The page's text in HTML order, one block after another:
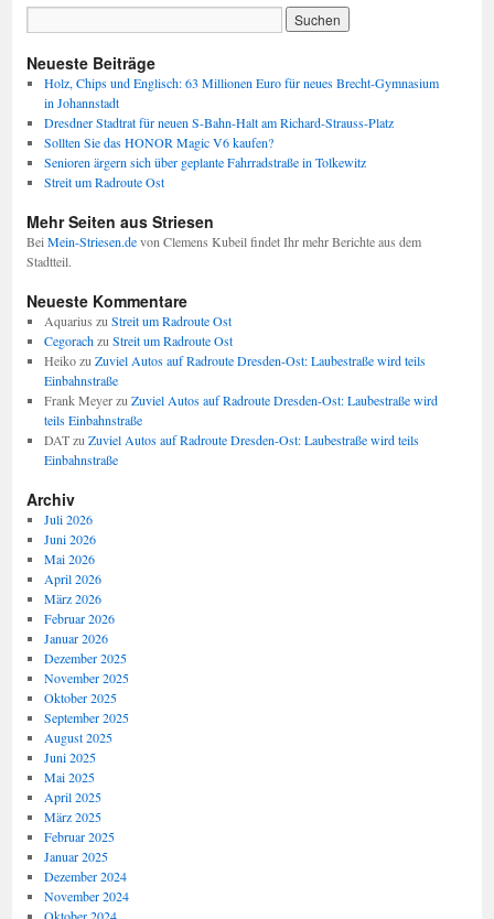
Neueste Beiträge
Holz, Chips und Englisch: 63 Millionen Euro für neues Brecht-Gymnasium
in Johannstadt
Dresdner Stadtrat für neuen S-Bahn-Halt am Richard-Strauss-Platz
Sollten Sie das HONOR Magic V6 kaufen?
Senioren ärgern sich über geplante Fahrradstraße in Tolkewitz
Streit um Radroute Ost
Mehr Seiten aus Striesen
Bei Mein-Striesen.devon Clemens Kubeil findet Ihr mehr Berichte aus dem
Stadtteil.
Neueste Kommentare
Aquarius zu Streit um Radroute Ost
Cegorachzu Streit um Radroute Ost
Heikozu Zuviel Autos auf Radroute Dresden-Ost: Laubestraße wird teils
Einbahnstraße
Frank Meyerzu Zuviel Autos auf Radroute Dresden-Ost: Laubestraße wird
teils Einbahnstraße
DATzu Zuviel Autos auf Radroute Dresden-Ost: Laubestraße wird teils
Einbahnstraße
Archiv
Juli 2026
Juni 2026
Mai 2026
April 2026
März 2026
Februar 2026
Januar 2026
Dezember 2025
November 2025
Oktober 2025
September 2025
August 2025
Juni 2025
Mai 2025
April 2025
März 2025
Februar 2025
Januar 2025
Dezember 2024
November 2024